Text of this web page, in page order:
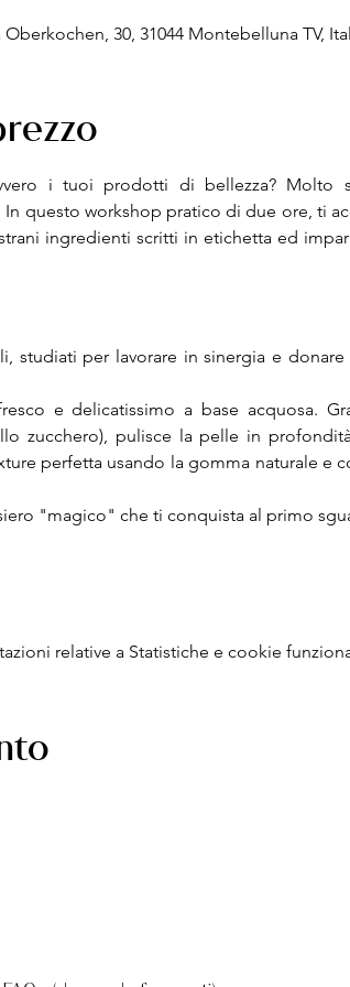
30, 31044 Montebelluna TV,
i tuoi prodotti di bellezza? Molto
In questo workshop pratico di due ore, ti
ingredienti scritti in etichetta ed
studiati per lavorare in sinergia e
e delicatissimo a base acquosa.
zucchero), pulisce la pelle in
perfetta usando la gomma naturale e
"magico" che ti conquista al primo
relative a Statistiche e cookie